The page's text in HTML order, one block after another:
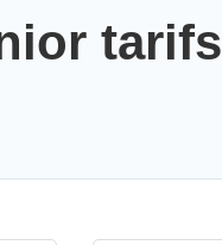
tarifs